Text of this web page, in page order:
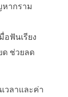
หากราม
อฟันเรียง
ด ช่วยลด
วลาและค่า